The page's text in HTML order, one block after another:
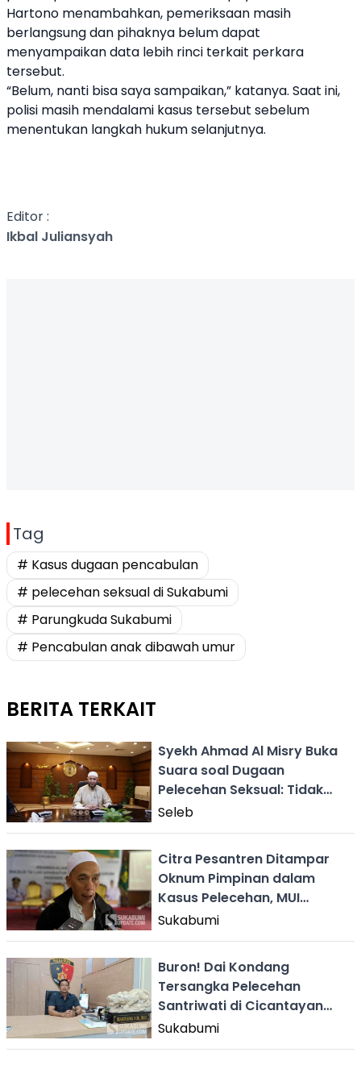
Hartono menambahkan, pemeriksaan masih
berlangsung dan pihaknya belum dapat
menyampaikan data lebih rinci terkait perkara
tersebut.
“Belum, nanti bisa saya sampaikan,” katanya. Saat ini,
polisi masih mendalami kasus tersebut sebelum
menentukan langkah hukum selanjutnya.
Editor :
Ikbal Juliansyah
Tag
# Kasus dugaan pencabulan
# pelecehan seksual di Sukabumi
# Parungkuda Sukabumi
# Pencabulan anak dibawah umur
BERITA TERKAIT
Syekh Ahmad Al Misry Buka
Suara soal Dugaan
Pelecehan Seksual: Tidak
Benar
Seleb
Citra Pesantren Ditampar
Oknum Pimpinan dalam
Kasus Pelecehan, MUI
Sukabumi: Ini Memuakkan!
Sukabumi
Buron! Dai Kondang
Tersangka Pelecehan
Santriwati di Cicantayan
Diburu Polisi
Sukabumi